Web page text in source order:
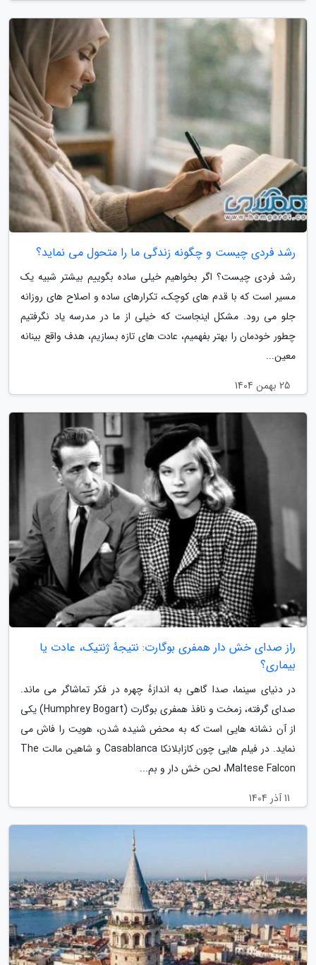
رشد فردی چیست و چگونه زندگی ما را متحول می نماید؟
رشد فردی چیست؟ اگر بخواهیم خیلی ساده بگوییم بیشتر شبیه یک
مسیر است که با قدم های کوچک، تکرارهای ساده و اصلاح های روزانه
جلو می رود. مشکل اینجاست که خیلی از ما در مدرسه یاد نگرفتیم
چطور خودمان را بهتر بفهمیم، عادت های تازه بسازیم، هدف واقع بینانه
معین...
25 بهمن 1404
راز صدای خش دار همفری بوگارت: نتیجهٔ ژنتیک، عادت یا
بیماری؟
در دنیای سینما، صدا گاهی به اندازهٔ چهره در فکر تماشاگر می ماند.
صدای گرفته، زمخت و نافذ همفری بوگارت (Humphrey Bogart) یکی
از آن نشانه هایی است که به محض شنیده شدن، هویت را فاش می
نماید. در فیلم هایی چون کازابلانکا Casablanca و شاهین مالت The
Maltese Falcon، لحن خش دار و بم...
11 آذر 1404